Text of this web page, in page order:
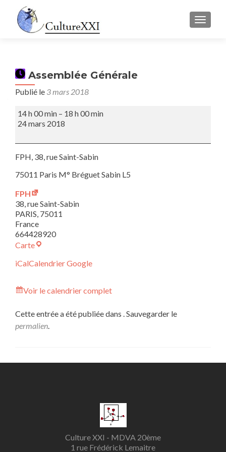
Assemblée Générale
Publié le 3 mars 2018
Assemblée
Générale
14 h 00 min – 18 h 00 min
24 mars 2018
FPH, 38, rue Saint-Sabin
75011 Paris M° Bréguet Sabin L5
FPH
38, rue Saint-Sabin
PARIS, 75011
France
664428920
CarteFPH
iCalCalendrier Google
Voir le calendrier complet
Cette entrée a été publiée dans . Sauvegarder le
permalien.
Culture XXI - MDVA 20ème
1 rue Frédérick Lemaitre